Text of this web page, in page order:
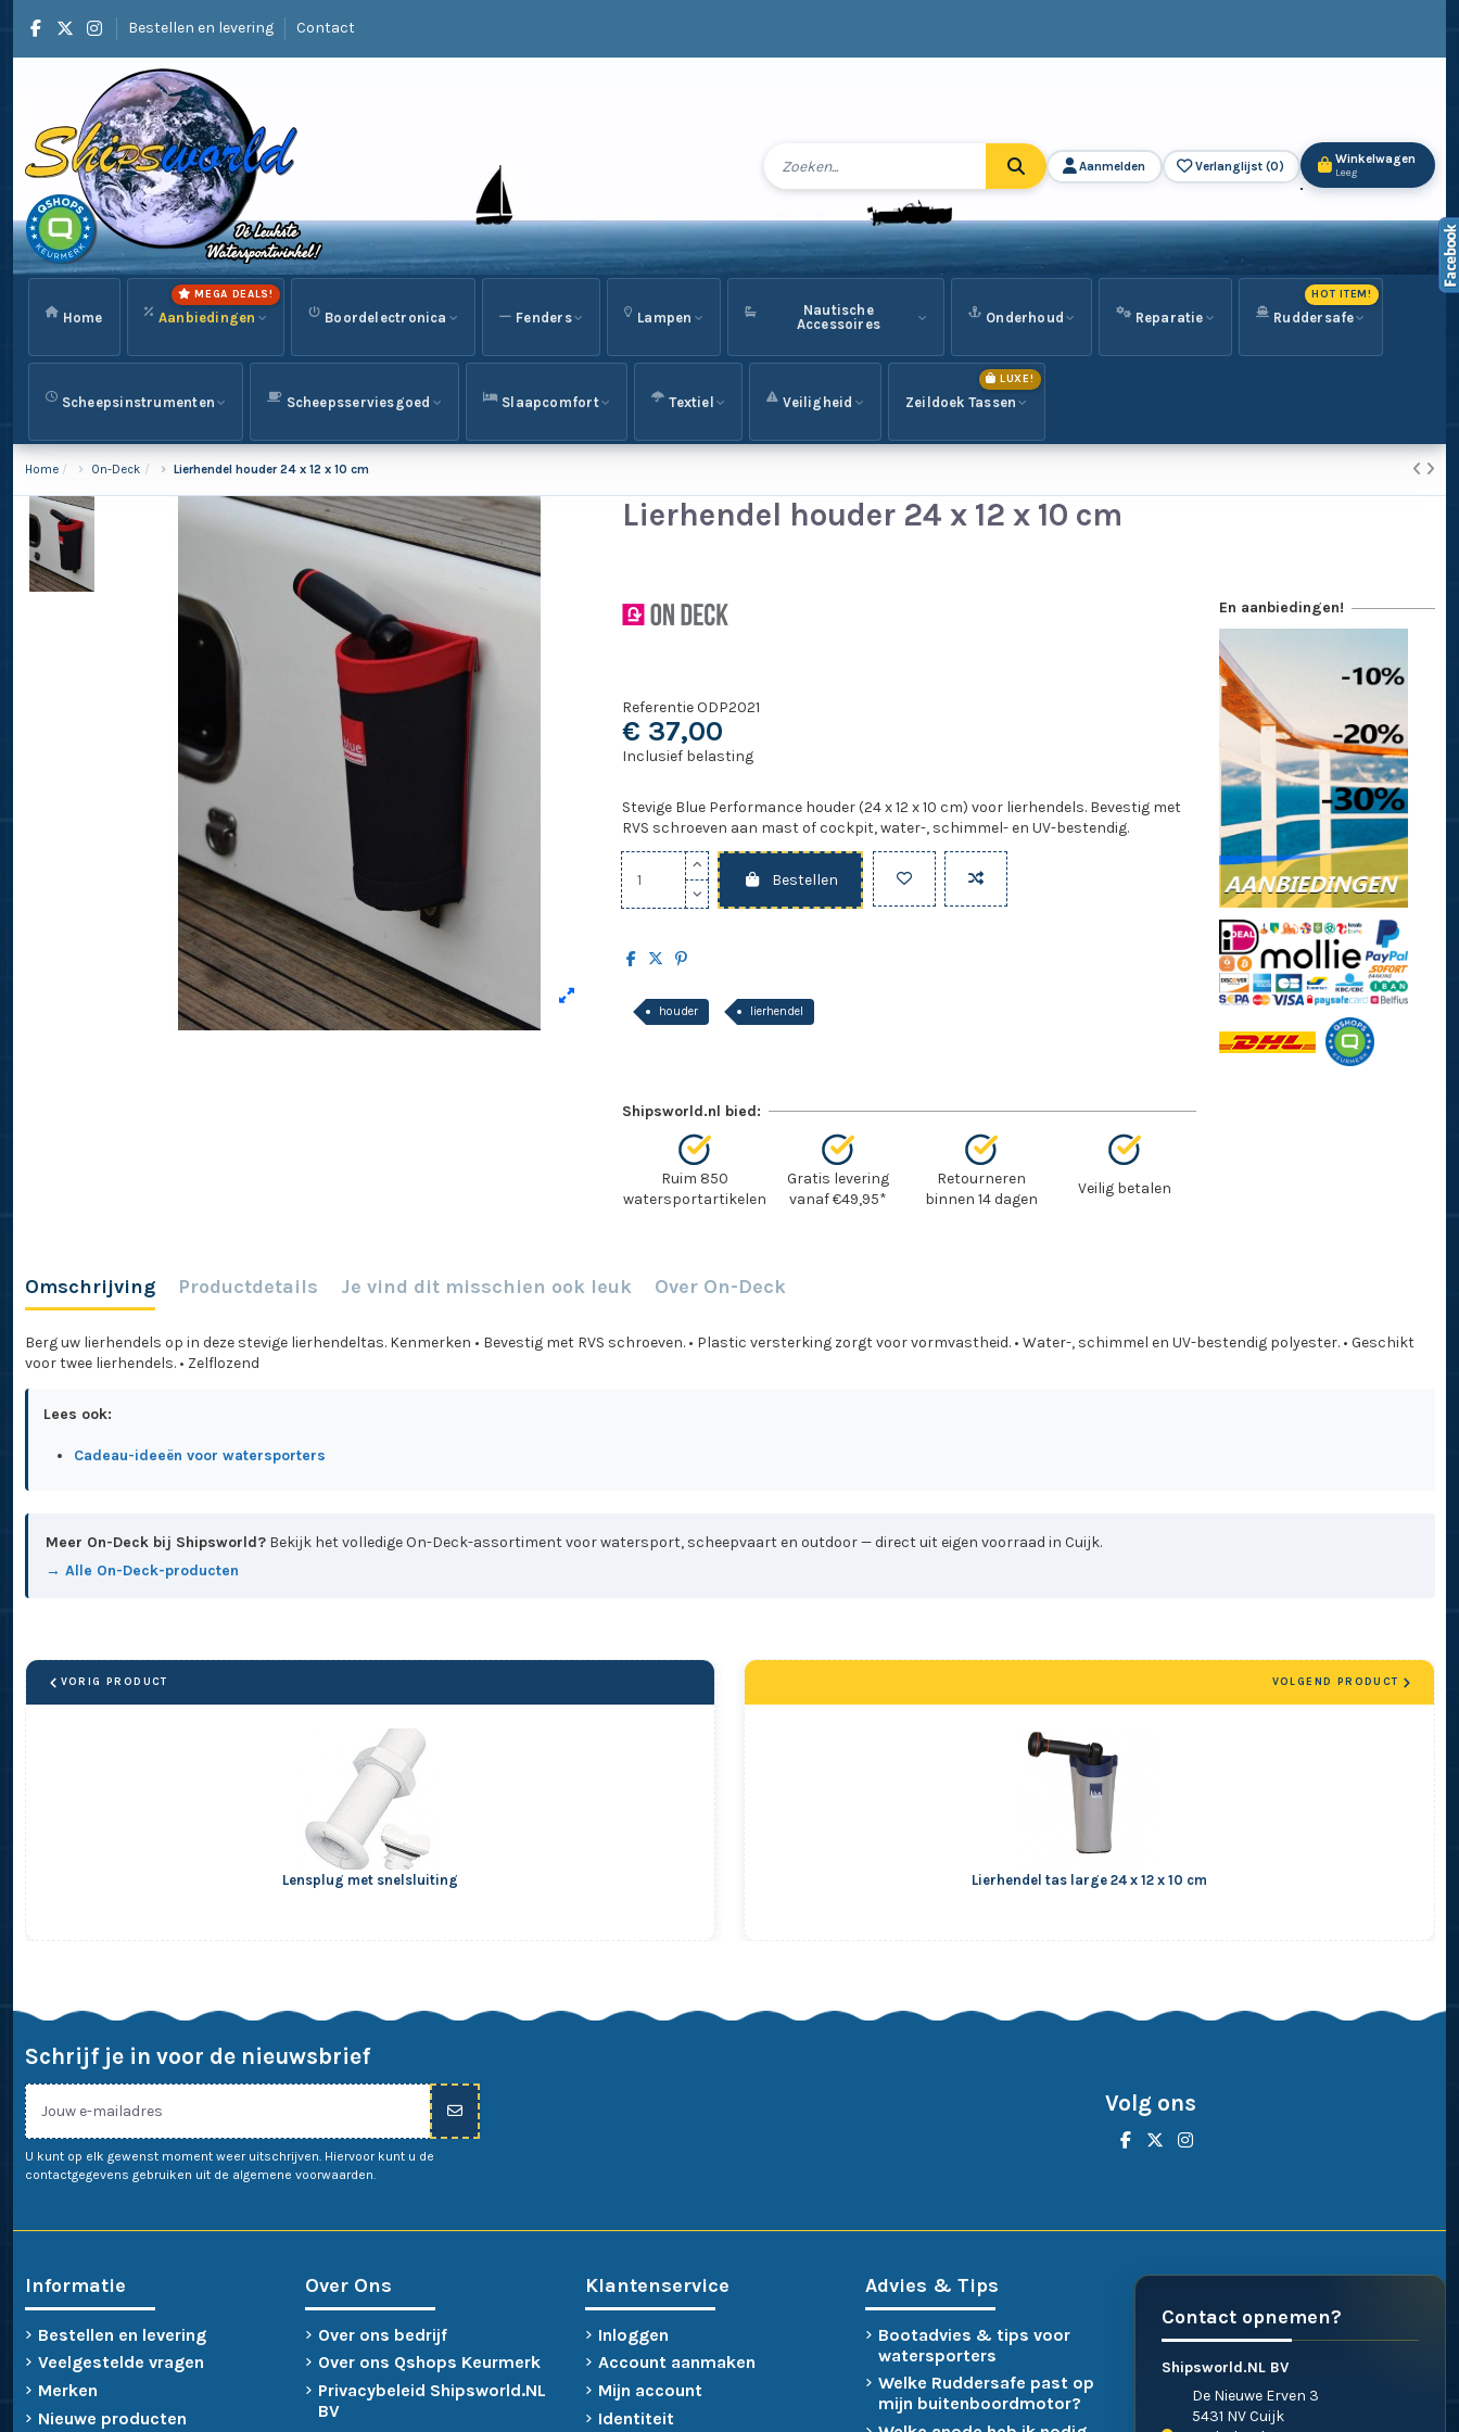
Bestellen en levering Contact
Aanmelden Verlanglijst (0) Winkelwagen
Leeg
Home Aanbiedingen
MEGA DEALS!
Boordelectronica Fenders Lampen
Nautische
Accessoires
Onderhoud Reparatie Ruddersafe
HOT ITEM!
Scheepsinstrumenten Scheepsserviesgoed Slaapcomfort Textiel Veiligheid Zeildoek Tassen
LUXE!
Home On-Deck Lierhendel houder 24 x 12 x 10 cm
Lierhendel houder 24 x 12 x 10 cm
Referentie ODP2021
€ 37,00
Inclusief belasting
Stevige Blue Performance houder (24 x 12 x 10 cm) voor lierhendels. Bevestig met
RVS schroeven aan mast of cockpit, water-, schimmel- en UV-bestendig.
Bestellen
houder lierhendel
Shipsworld.nl bied:
Ruim 850
watersportartikelen
Gratis levering
vanaf €49,95*
Retourneren
binnen 14 dagen
Veilig betalen
En aanbiedingen!
Omschrijving Productdetails Je vind dit misschien ook leuk Over On-Deck
Berg uw lierhendels op in deze stevige lierhendeltas. Kenmerken • Bevestig met RVS schroeven. • Plastic versterking zorgt voor vormvastheid. • Water-, schimmel en UV-bestendig polyester. • Geschikt
voor twee lierhendels. • Zelflozend
Lees ook:
Cadeau-ideeën voor watersporters
Meer On-Deck bij Shipsworld? Bekijk het volledige On-Deck-assortiment voor watersport, scheepvaart en outdoor — direct uit eigen voorraad in Cuijk.
→ Alle On-Deck-producten
VORIG PRODUCT
Lensplug met snelsluiting Lierhendel tas large 24 x 12 x 10 cm
VOLGEND PRODUCT
Schrijf je in voor de nieuwsbrief
U kunt op elk gewenst moment weer uitschrijven. Hiervoor kunt u de
contactgegevens gebruiken uit de algemene voorwaarden.
Volg ons
Informatie
Bestellen en levering
Veelgestelde vragen
Merken
Nieuwe producten
Over Ons
Over ons bedrijf
Over ons Qshops Keurmerk
Privacybeleid Shipsworld.NL
BV
Klantenservice
Inloggen
Account aanmaken
Mijn account
Identiteit
Advies & Tips
Bootadvies & tips voor
watersporters
Welke Ruddersafe past op
mijn buitenboordmotor?
Contact opnemen?
Shipsworld.NL BV
De Nieuwe Erven 3
5431 NV Cuijk